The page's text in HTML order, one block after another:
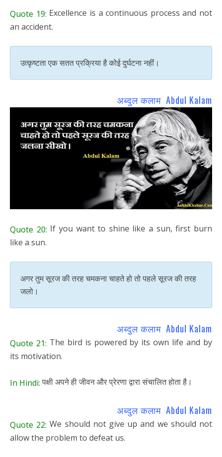
Quote 19: Excellence is a continuous process and not
an accident.
उत्कृष्टता एक सतत प्रक्रिया है कोई दुर्घटना नहीं।
अब्दुल कलाम Abdul Kalam
Quote 20: If you want to shine like a sun, first burn
like a sun.
अगर तुम सूरज की तरह चमकना चाहते हो तो पहले सूरज की तरह
जलो।
अब्दुल कलाम Abdul Kalam
Quote 21: The bird is powered by its own life and by
its motivation.
In Hindi:पक्षी अपने ही जीवन और प्रेरणा द्वारा संचालित होता है।
अब्दुल कलाम Abdul Kalam
Quote 22: We should not give up and we should not
allow the problem to defeat us.